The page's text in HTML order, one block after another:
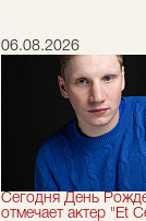
06.08.2026
Сегодня День
отмечает актер "Et